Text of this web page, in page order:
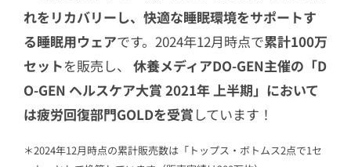
れをリカバリーし、快適な睡眠環境をサポートす
る睡眠用ウェアです。2024年12月時点で累計100万
セットを販売し、 休養メディアDO-GEN主催の「D
O-GEN ヘルスケア大賞 2021年 上半期」において
は疲労回復部門GOLDを受賞 しています！
＊2024年12月時点の累計販売数は「トップス・ボトムス2点で1セ